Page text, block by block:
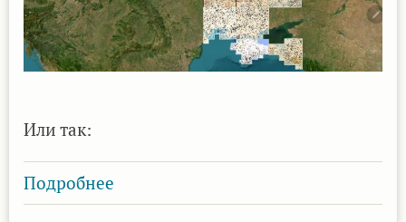
Или так:
Подробнее
Карты